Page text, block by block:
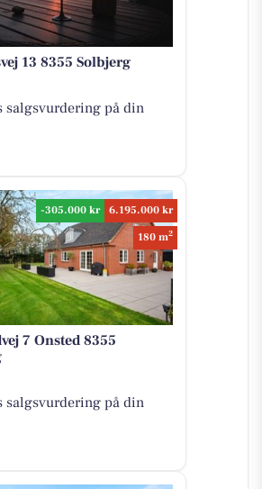
13 8355 Solbjerg
salgsvurdering på din
-305.000 kr
6.195.000 kr
180 m2
7 Onsted 8355
salgsvurdering på din